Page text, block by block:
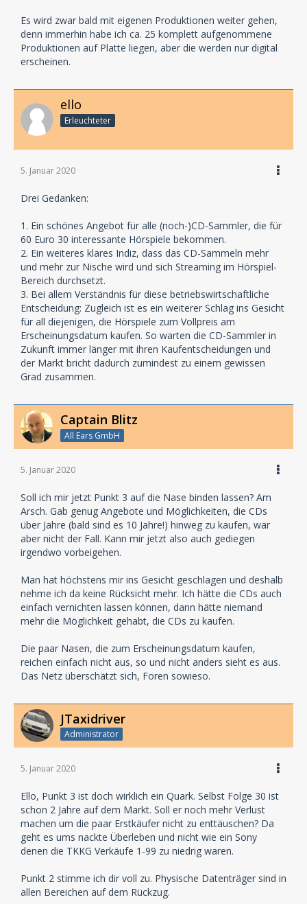
Es wird zwar bald mit eigenen Produktionen weiter gehen,
denn immerhin habe ich ca. 25 komplett aufgenommene
Produktionen auf Platte liegen, aber die werden nur digital
erscheinen.
ello
Erleuchteter
5. Januar 2020
Drei Gedanken:
1. Ein schönes Angebot für alle (noch-)CD-Sammler, die für
60 Euro 30 interessante Hörspiele bekommen.
2. Ein weiteres klares Indiz, dass das CD-Sammeln mehr
und mehr zur Nische wird und sich Streaming im Hörspiel-
Bereich durchsetzt.
3. Bei allem Verständnis für diese betriebswirtschaftliche
Entscheidung: Zugleich ist es ein weiterer Schlag ins Gesicht
für all diejenigen, die Hörspiele zum Vollpreis am
Erscheinungsdatum kaufen. So warten die CD-Sammler in
Zukunft immer länger mit ihren Kaufentscheidungen und
der Markt bricht dadurch zumindest zu einem gewissen
Grad zusammen.
Captain Blitz
All Ears GmbH
5. Januar 2020
Soll ich mir jetzt Punkt 3 auf die Nase binden lassen? Am
Arsch. Gab genug Angebote und Möglichkeiten, die CDs
über Jahre (bald sind es 10 Jahre!) hinweg zu kaufen, war
aber nicht der Fall. Kann mir jetzt also auch gediegen
irgendwo vorbeigehen.
Man hat höchstens mir ins Gesicht geschlagen und deshalb
nehme ich da keine Rücksicht mehr. Ich hätte die CDs auch
einfach vernichten lassen können, dann hätte niemand
mehr die Möglichkeit gehabt, die CDs zu kaufen.
Die paar Nasen, die zum Erscheinungsdatum kaufen,
reichen einfach nicht aus, so und nicht anders sieht es aus.
Das Netz überschätzt sich, Foren sowieso.
JTaxidriver
Administrator
5. Januar 2020
Ello, Punkt 3 ist doch wirklich ein Quark. Selbst Folge 30 ist
schon 2 Jahre auf dem Markt. Soll er noch mehr Verlust
machen um die paar Erstkäufer nicht zu enttäuschen? Da
geht es ums nackte Überleben und nicht wie ein Sony
denen die TKKG Verkäufe 1-99 zu niedrig waren.
Punkt 2 stimme ich dir voll zu. Physische Datenträger sind in
allen Bereichen auf dem Rückzug.